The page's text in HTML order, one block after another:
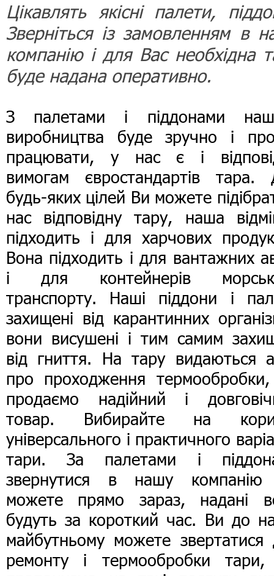
Цікавлять якісні палети,
Зверніться із замовленням в
компанію і для Вас необхідна
буде надана оперативно.
З палетами і піддонами
виробництва буде зручно і
працювати, у нас є і
вимогам євростандартів тара.
будь-яких цілей Ви можете
нас відповідну тару, наша
підходить і для харчових
Вона підходить і для вантажних
і для контейнерів
транспорту. Наші піддони і
захищені від карантинних
вони висушені і тим самим
від гниття. На тару видаються
про проходження
продаємо надійний і
товар. Вибирайте на
універсального і практичного
тари. За палетами і
звернутися в нашу
можете прямо зараз, надані
будуть за короткий час. Ви до
майбутньому можете звертатися
ремонту і термообробки